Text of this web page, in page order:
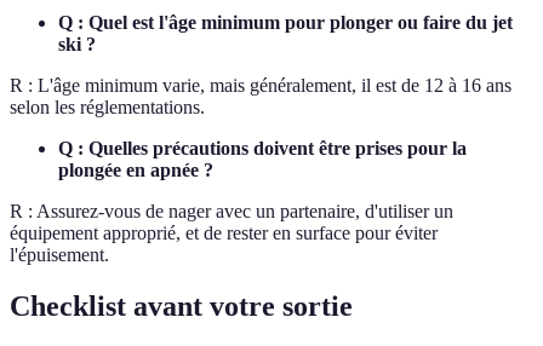
Q : Quel est l'âge minimum pour plonger ou faire du jet
ski ?
R : L'âge minimum varie, mais généralement, il est de 12 à 16 ans
selon les réglementations.
Q : Quelles précautions doivent être prises pour la
plongée en apnée ?
R : Assurez-vous de nager avec un partenaire, d'utiliser un
équipement approprié, et de rester en surface pour éviter
l'épuisement.
Checklist avant votre sortie